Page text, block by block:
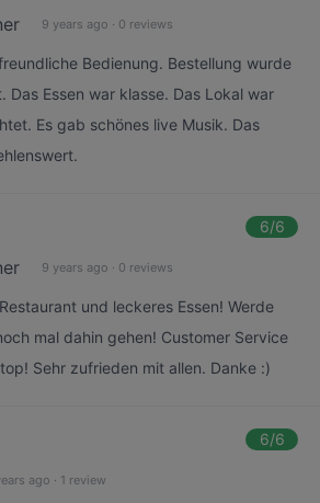
9 years ago · 0 reviews
Bedienung. Bestellung wurde
Das Essen war klasse. Das Lokal war
Es gab schönes live Musik. Das
6/6
9 years ago · 0 reviews
und leckeres Essen! Werde
mal dahin gehen! Customer Service
Sehr zufrieden mit allen. Danke :)
6/6
ago · 1 review